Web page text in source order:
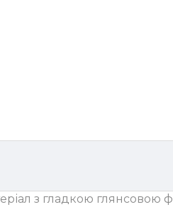
з гладкою глянсовою